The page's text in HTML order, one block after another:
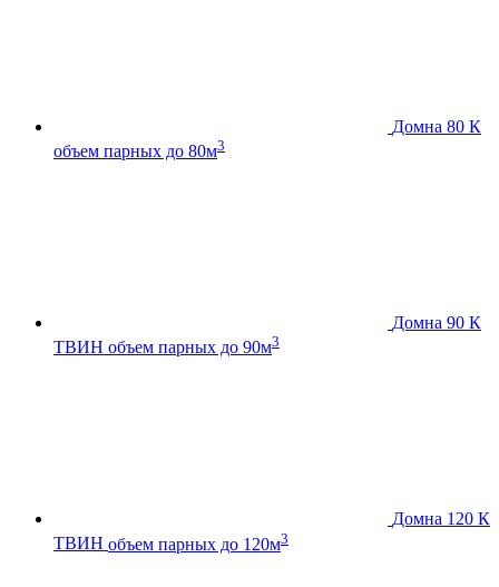
Домна 80 К
объем парных до 80м3
Домна 90 К
ТВИН объем парных до 90м3
Домна 120 К
ТВИН объем парных до 120м3